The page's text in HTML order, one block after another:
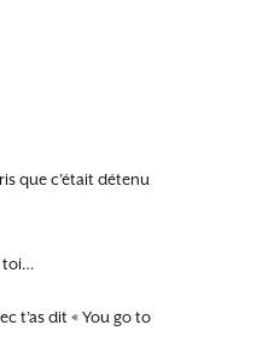
que c’était détenu
toi…
t’as dit « You go to